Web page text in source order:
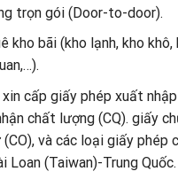
trọn gói (Door-to-door).
kho bãi(kho lạnh, kho khô,
xin cấp giấy phép xuất
chất lượng (CQ). giấy
và các loại giấy phép
Loan (Taiwan)-Trung Quốc.